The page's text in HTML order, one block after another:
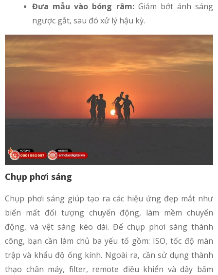
Đưa mẫu vào bóng râm:Giảm bớt ánh sáng
ngược gắt, sau đó xử lý hậu kỳ.
Chụp phơi sáng
Chụp phơi sáng giúp tạo ra các hiệu ứng đẹp mắt như
biến mất đối tượng chuyển động, làm mềm chuyển
động, và vệt sáng kéo dài. Để chụp phơi sáng thành
công, bạn cần làm chủ ba yếu tố gồm: ISO, tốc độ màn
trập và khẩu độ ống kính. Ngoài ra, cần sử dụng thành
thạo chân máy, filter, remote điều khiển và dây bấm